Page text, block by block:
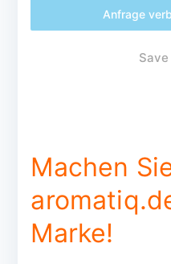
Anfrage
Machen
Marke!